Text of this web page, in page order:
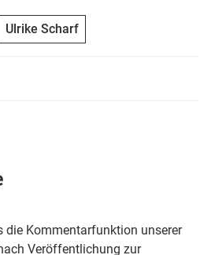
Ulrike Scharf
die Kommentarfunktion unserer
Veröffentlichung zur